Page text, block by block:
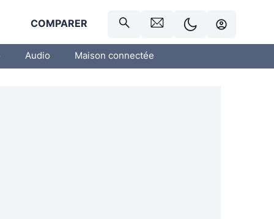
COMPARER
Audio Maison connectée